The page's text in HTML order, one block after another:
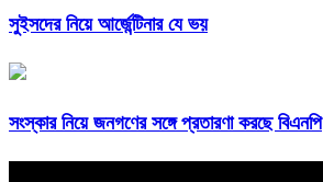
সুইসদের নিয়ে আর্জেন্টিনার যে ভয়
সংস্কার নিয়ে জনগণের সঙ্গে প্রতারণা করছে বিএনপি